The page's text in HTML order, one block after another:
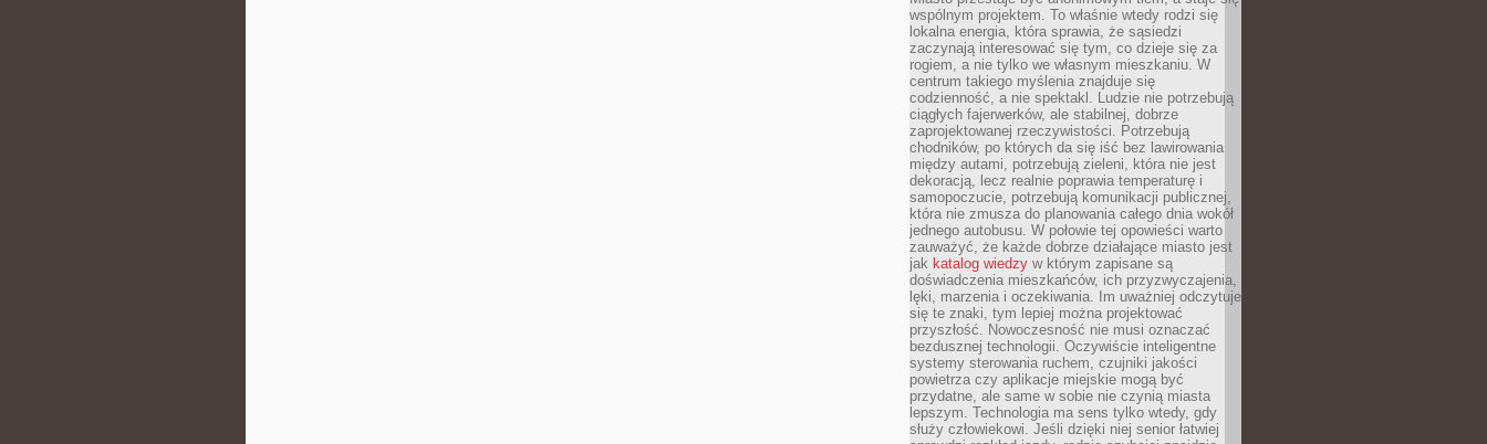
wspólnym projektem. To właśnie wtedy rodzi się
lokalna energia, która sprawia, że sąsiedzi
zaczynają interesować się tym, co dzieje się za
rogiem, a nie tylko we własnym mieszkaniu. W
centrum takiego myślenia znajduje się
codzienność, a nie spektakl. Ludzie nie potrzebują
ciągłych fajerwerków, ale stabilnej, dobrze
zaprojektowanej rzeczywistości. Potrzebują
chodników, po których da się iść bez lawirowania
między autami, potrzebują zieleni, która nie jest
dekoracją, lecz realnie poprawia temperaturę i
samopoczucie, potrzebują komunikacji publicznej,
która nie zmusza do planowania całego dnia wokół
jednego autobusu. W połowie tej opowieści warto
zauważyć, że każde dobrze działające miasto jest
jak katalog wiedzy w którym zapisane są
doświadczenia mieszkańców, ich przyzwyczajenia,
lęki, marzenia i oczekiwania. Im uważniej odczytuje
się te znaki, tym lepiej można projektować
przyszłość. Nowoczesność nie musi oznaczać
bezdusznej technologii. Oczywiście inteligentne
systemy sterowania ruchem, czujniki jakości
powietrza czy aplikacje miejskie mogą być
przydatne, ale same w sobie nie czynią miasta
lepszym. Technologia ma sens tylko wtedy, gdy
służy człowiekowi. Jeśli dzięki niej senior łatwiej